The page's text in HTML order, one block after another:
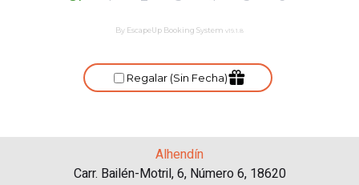
Alhendín
Carr. Bailén-Motril, 6, Número 6, 18620